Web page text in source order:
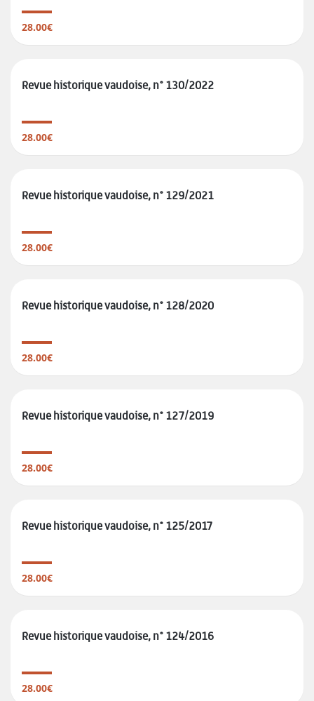
28.00€
Revue historique vaudoise, n° 130/2022
28.00€
Revue historique vaudoise, n° 129/2021
28.00€
Revue historique vaudoise, n° 128/2020
28.00€
Revue historique vaudoise, n° 127/2019
28.00€
Revue historique vaudoise, n° 125/2017
28.00€
Revue historique vaudoise, n° 124/2016
28.00€